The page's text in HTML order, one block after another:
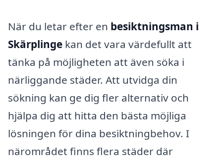
När du letar efter en besiktningsman i
Skärplinge kan det vara värdefullt att
tänka på möjligheten att även söka i
närliggande städer. Att utvidga din
sökning kan ge dig fler alternativ och
hjälpa dig att hitta den bästa möjliga
lösningen för dina besiktningbehov. I
närområdet finns flera städer där